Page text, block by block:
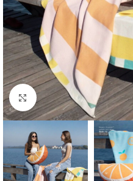
Klick zum Vergrößern